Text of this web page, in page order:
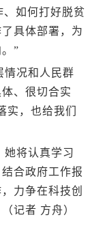
、如何打好脱贫
具体部署，为
”
情况和人民群
、很切合实
实，也给我们
她将认真学习
合政府工作报
力争在科技创
记者 方舟）